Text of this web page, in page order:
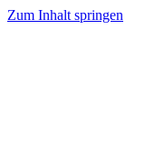
Zum Inhalt springen